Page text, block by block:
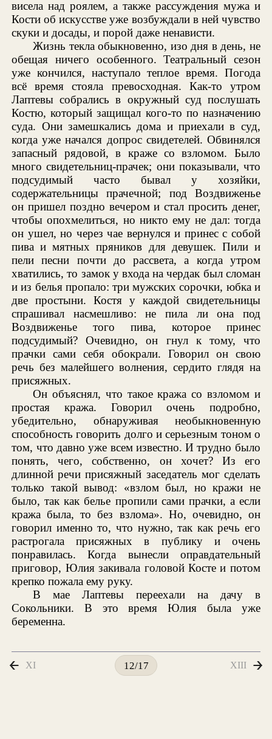
висела над роялем, а также рассуждения мужа и
Кости об искусстве уже возбуждали в ней чувство
скуки и досады, и порой даже ненависти.
Жизнь текла обыкновенно, изо дня в день, не
обещая ничего особенного. Театральный сезон
уже кончился, наступало теплое время. Погода
всё время стояла превосходная. Как-то утром
Лаптевы собрались в окружный суд послушать
Костю, который защищал кого-то по назначению
суда. Они замешкались дома и приехали в суд,
когда уже начался допрос свидетелей. Обвинялся
запасный рядовой, в краже со взломом. Было
много свидетельниц-прачек; они показывали, что
подсудимый часто бывал у хозяйки,
содержательницы прачечной; под Воздвиженье
он пришел поздно вечером и стал просить денег,
чтобы опохмелиться, но никто ему не дал: тогда
он ушел, но через чае вернулся и принес с собой
пива и мятных пряников для девушек. Пили и
пели песни почти до рассвета, а когда утром
хватились, то замок у входа на чердак был сломан
и из белья пропало: три мужских сорочки, юбка и
две простыни. Костя у каждой свидетельницы
спрашивал насмешливо: не пила ли она под
Воздвиженье того пива, которое принес
подсудимый? Очевидно, он гнул к тому, что
прачки сами себя обокрали. Говорил он свою
речь без малейшего волнения, сердито глядя на
присяжных.
Он объяснял, что такое кража со взломом и
простая кража. Говорил очень подробно,
убедительно, обнаруживая необыкновенную
способность говорить долго и серьезным тоном о
том, что давно уже всем известно. И трудно было
понять, чего, собственно, он хочет? Из его
длинной речи присяжный заседатель мог сделать
только такой вывод: «взлом был, но кражи не
было, так как белье пропили сами прачки, а если
кража была, то без взлома». Но, очевидно, он
говорил именно то, что нужно, так как речь его
растрогала присяжных в публику и очень
понравилась. Когда вынесли оправдательный
приговор, Юлия закивала головой Косте и потом
крепко пожала ему руку.
В мае Лаптевы переехали на дачу в
Сокольники. В это время Юлия была уже
беременна.
XI 12/17 XIII